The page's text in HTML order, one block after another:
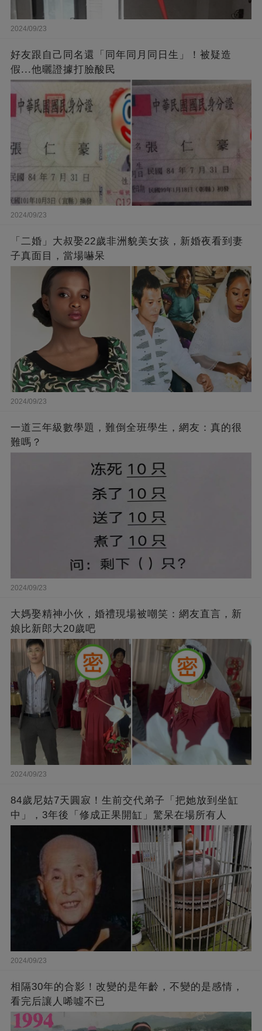
2024/09/23
好友跟自己同名還「同年同月同日生」！被疑造
假...他曬證據打臉酸民
2024/09/23
「二婚」大叔娶22歲非洲貌美女孩，新婚夜看到妻
子真面目，當場嚇呆
2024/09/23
一道三年級數學題，難倒全班學生，網友：真的很
難嗎？
2024/09/23
大媽娶精神小伙，婚禮現場被嘲笑：網友直言，新
娘比新郎大20歲吧
2024/09/23
84歲尼姑7天圓寂！生前交代弟子「把她放到坐缸
中」，3年後「修成正果開缸」驚呆在場所有人
2024/09/23
相隔30年的合影！改變的是年齡，不變的是感情，
看完后讓人唏噓不已